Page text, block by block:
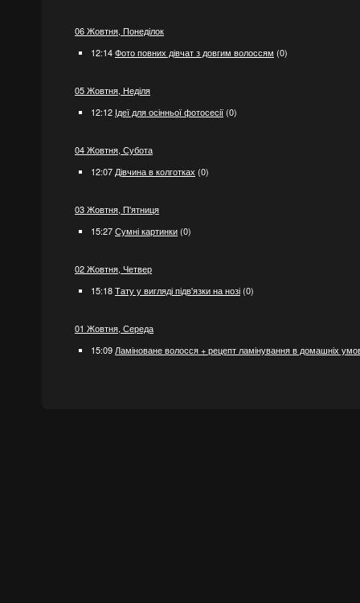
06 Жовтня, Понеділок
12:14Фото повних дівчат з довгим волоссям (0)
05 Жовтня, Неділя
12:12 Ідеї ​​для осінньої фотосесії(0)
04 Жовтня, Субота
12:07 Дівчина в колготках (0)
03 Жовтня, П'ятниця
15:27Сумні картинки(0)
02 Жовтня, Четвер
15:18Тату у вигляді підв'язки на нозі(0)
01 Жовтня, Середа
15:09 Ламіноване волосся + рецепт ламінування в домашніх